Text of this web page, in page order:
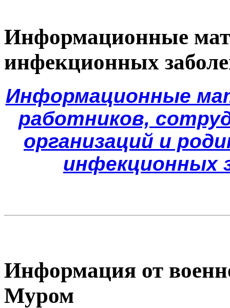
Информационные
инфекционных
Информационные
работников,
организаций и
инфекционных
Информация от
Муром